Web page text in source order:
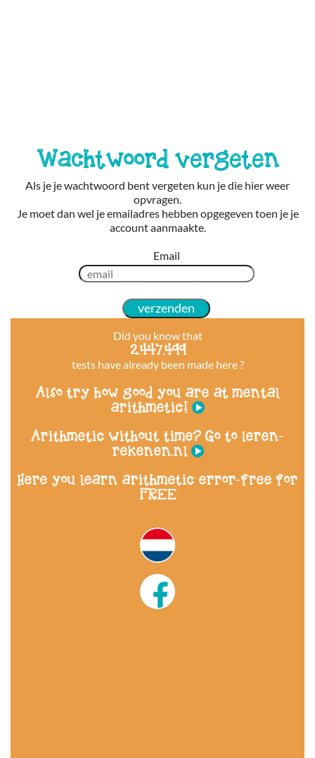
Did you know that
2.447.499
tests have already been made here ?
Also try how good you are at mental
arithmetic!
Arithmetic without time? Go to leren-
rekenen.nl
Here you learn arithmetic error-free for
FREE
Wachtwoord vergeten
Als je je wachtwoord bent vergeten kun je die hier weer
opvragen.
Je moet dan wel je emailadres hebben opgegeven toen je je
account aanmaakte.
Email